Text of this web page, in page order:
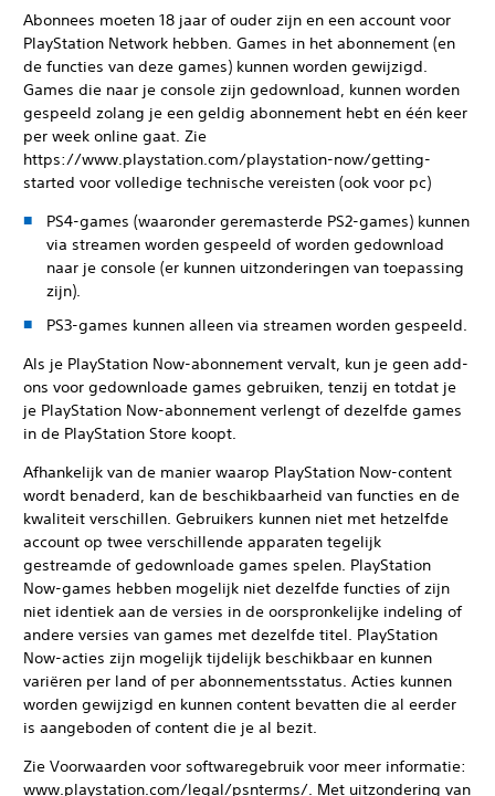
Abonnees moeten 18 jaar of ouder zijn en een account voor
PlayStation Network hebben. Games in het abonnement (en
de functies van deze games) kunnen worden gewijzigd.
Games die naar je console zijn gedownload, kunnen worden
gespeeld zolang je een geldig abonnement hebt en één keer
per week online gaat. Zie
https://www.playstation.com/playstation-now/getting-
started voor volledige technische vereisten (ook voor pc)
PS4-games (waaronder geremasterde PS2-games) kunnen
via streamen worden gespeeld of worden gedownload
naar je console (er kunnen uitzonderingen van toepassing
zijn).
PS3-games kunnen alleen via streamen worden gespeeld.
Als je PlayStation Now-abonnement vervalt, kun je geen add-
ons voor gedownloade games gebruiken, tenzij en totdat je
je PlayStation Now-abonnement verlengt of dezelfde games
in de PlayStation Store koopt.
Afhankelijk van de manier waarop PlayStation Now-content
wordt benaderd, kan de beschikbaarheid van functies en de
kwaliteit verschillen. Gebruikers kunnen niet met hetzelfde
account op twee verschillende apparaten tegelijk
gestreamde of gedownloade games spelen. PlayStation
Now-games hebben mogelijk niet dezelfde functies of zijn
niet identiek aan de versies in de oorspronkelijke indeling of
andere versies van games met dezelfde titel. PlayStation
Now-acties zijn mogelijk tijdelijk beschikbaar en kunnen
variëren per land of per abonnementsstatus. Acties kunnen
worden gewijzigd en kunnen content bevatten die al eerder
is aangeboden of content die je al bezit.
Zie Voorwaarden voor softwaregebruik voor meer informatie:
www.playstation.com/legal/psnterms/. Met uitzondering van